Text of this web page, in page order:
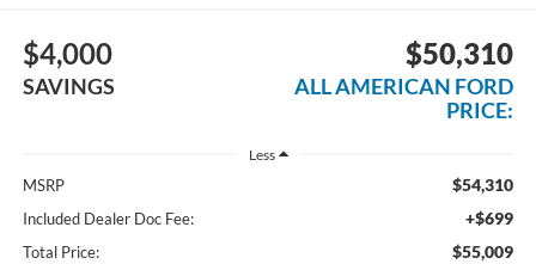
$4,000
SAVINGS
$50,310
ALL AMERICAN FORD
PRICE:
Less
MSRP $54,310
Included Dealer Doc Fee: +$699
Total Price: $55,009